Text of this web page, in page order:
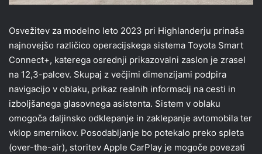
Osvežitev za modelno leto 2023 pri Highlanderju prinaša
najnovejšo različico operacijskega sistema Toyota Smart
Connect+, katerega osrednji prikazovalni zaslon je zrasel
na 12,3-palcev. Skupaj z večjimi dimenzijami podpira
navigacijo v oblaku, prikaz realnih informacij na cesti in
izboljšanega glasovnega asistenta. Sistem v oblaku
omogoča daljinsko odklepanje in zaklepanje avtomobila ter
vklop smernikov. Posodabljanje bo potekalo preko spleta
(over-the-air), storitev Apple CarPlay je mogoče povezati